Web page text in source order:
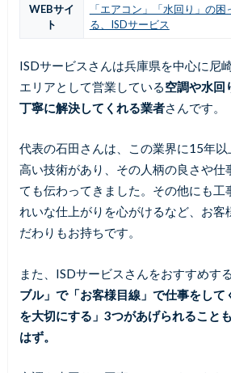
WEBサイ
ト
「エアコン」「水回り」の
る、ISDサービス
ISDサービスさんは兵庫県を中心に尼
エリアとして営業している空調や水回
丁寧に解決してくれる業者さんです。
代表の石田さんは、この業界に15年
高い技術があり、その人柄の良さや仕
ても伝わってきました。その他にも工
れいな仕上がりを心がけるなど、お客
だわりもお持ちです。
また、ISDサービスさんをおすすめす
ブル」で「お客様目線」で仕事をして
を大切にする」3つがあげられること
はず。